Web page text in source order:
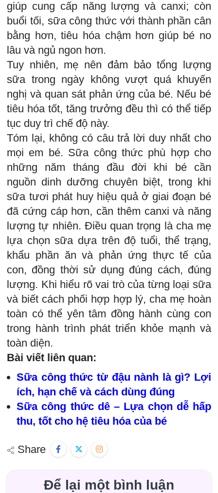
giúp cung cấp năng lượng và canxi; còn
buổi tối, sữa công thức với thành phần cân
bằng hơn, tiêu hóa chậm hơn giúp bé no
lâu và ngủ ngon hơn.
Tuy nhiên, mẹ nên đảm bảo tổng lượng
sữa trong ngày không vượt quá khuyến
nghị và quan sát phản ứng của bé. Nếu bé
tiêu hóa tốt, tăng trưởng đều thì có thể tiếp
tục duy trì chế độ này.
Tóm lại, không có câu trả lời duy nhất cho
mọi em bé. Sữa công thức phù hợp cho
những năm tháng đầu đời khi bé cần
nguồn dinh dưỡng chuyên biệt, trong khi
sữa tươi phát huy hiệu quả ở giai đoạn bé
đã cứng cáp hơn, cần thêm canxi và năng
lượng tự nhiên. Điều quan trọng là cha mẹ
lựa chọn sữa dựa trên độ tuổi, thể trạng,
khẩu phần ăn và phản ứng thực tế của
con, đồng thời sử dụng đúng cách, đúng
lượng. Khi hiểu rõ vai trò của từng loại sữa
và biết cách phối hợp hợp lý, cha mẹ hoàn
toàn có thể yên tâm đồng hành cùng con
trong hành trình phát triển khỏe mạnh và
toàn diện.
Bài viết liên quan:
Sữa công thức từ đậu nành là gì? Lợi
ích, hạn chế và cách dùng đúng
Sữa công thức dê – Lựa chọn dễ hấp
thu, tốt cho hệ tiêu hóa của bé
Share
Để lại một bình luận